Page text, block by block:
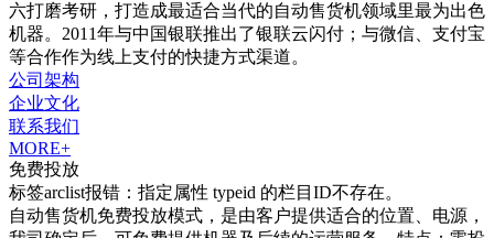
六打磨考研，打造成最适合当代的自动售货机领域里最为出色
机器。2011年与中国银联推出了银联云闪付；与微信、支付宝
等合作作为线上支付的快捷方式渠道。
公司架构
企业文化
联系我们
MORE+
免费投放
标签arclist报错：指定属性 typeid 的栏目ID不存在。
自动售货机免费投放模式，是由客户提供适合的位置、电源，